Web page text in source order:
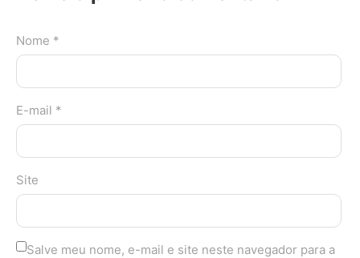
Nome *
E-mail *
Site
Salve meu nome, e-mail e site neste navegador para a